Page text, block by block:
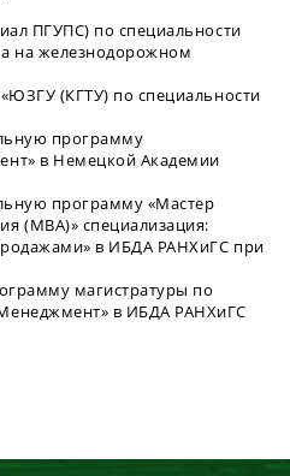
ПГУПС) по специальности
на железнодорожном
(КГТУ) по специальности
программу
в Немецкой Академии
программу «Мастер
(MBA)» специализация:
в ИБДА РАНХиГС при
магистратуры по
в ИБДА РАНХиГС